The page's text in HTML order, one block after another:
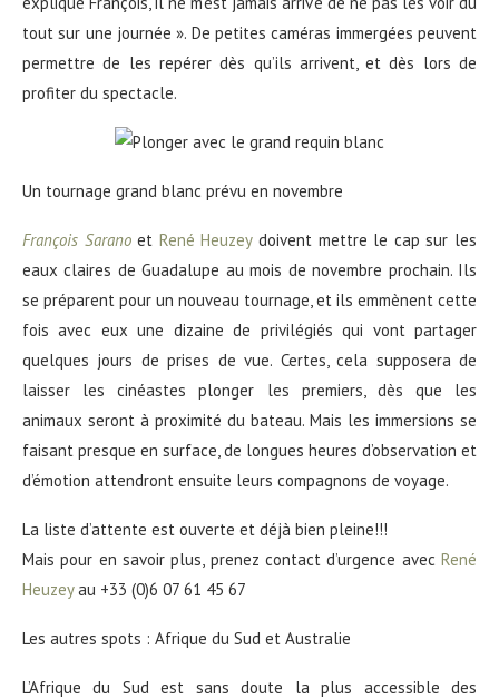
tout sur une journée ». De petites caméras immergées peuvent
permettre de les repérer dès qu’ils arrivent, et dès lors de
profiter du spectacle.
Un tournage grand blanc prévu en novembre
François Saranoet René Heuzeydoivent mettre le cap sur les
eaux claires de Guadalupe au mois de novembre prochain. Ils
se préparent pour un nouveau tournage, et ils emmènent cette
fois avec eux une dizaine de privilégiés qui vont partager
quelques jours de prises de vue. Certes, cela supposera de
laisser les cinéastes plonger les premiers, dès que les
animaux seront à proximité du bateau. Mais les immersions se
faisant presque en surface, de longues heures d’observation et
d’émotion attendront ensuite leurs compagnons de voyage.
La liste d’attente est ouverte et déjà bien pleine!!!
Mais pour en savoir plus, prenez contact d’urgence avec René
Heuzeyau +33 (0)6 07 61 45 67
Les autres spots : Afrique du Sud et Australie
L’Afrique du Sud est sans doute la plus accessible des